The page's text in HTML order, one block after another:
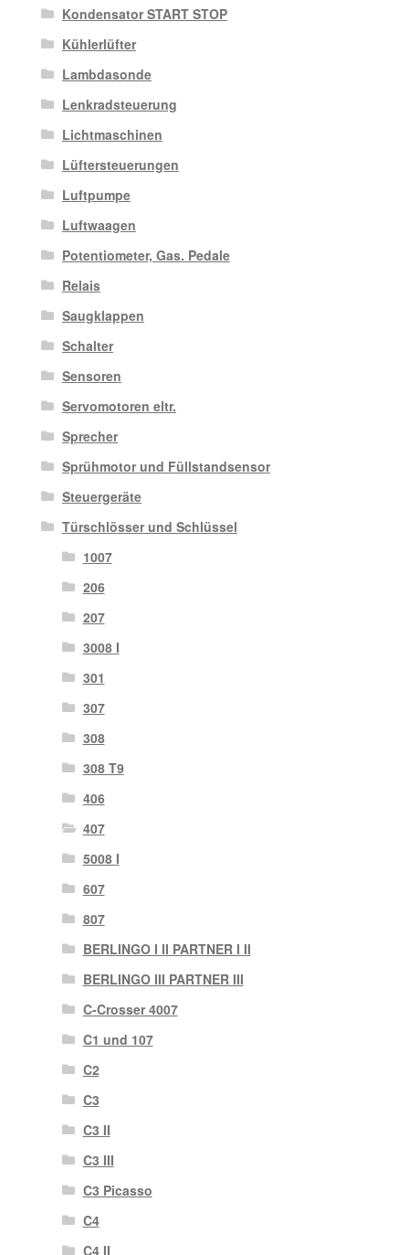
Kondensator START STOP
Kühlerlüfter
Lambdasonde
Lenkradsteuerung
Lichtmaschinen
Lüftersteuerungen
Luftpumpe
Luftwaagen
Potentiometer, Gas. Pedale
Relais
Saugklappen
Schalter
Sensoren
Servomotoren eltr.
Sprecher
Sprühmotor und Füllstandsensor
Steuergeräte
Türschlösser und Schlüssel
1007
206
207
3008 I
301
307
308
308 T9
406
407
5008 I
607
807
BERLINGO I II PARTNER I II
BERLINGO III PARTNER III
C-Crosser 4007
C1 und 107
C2
C3
C3 II
C3 III
C3 Picasso
C4
C4 II